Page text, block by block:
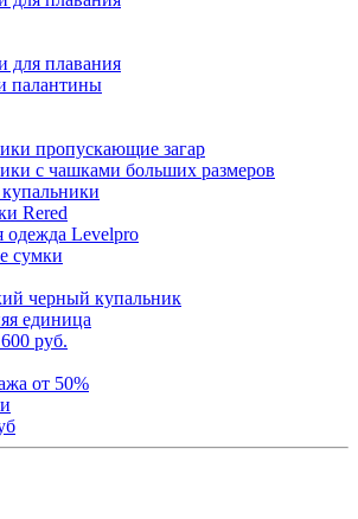
для плавания
палантины
пропускающие загар
с чашками больших размеров
Rered
одежда Levelpro
сумки
черный купальник
единица
руб.
от 50%